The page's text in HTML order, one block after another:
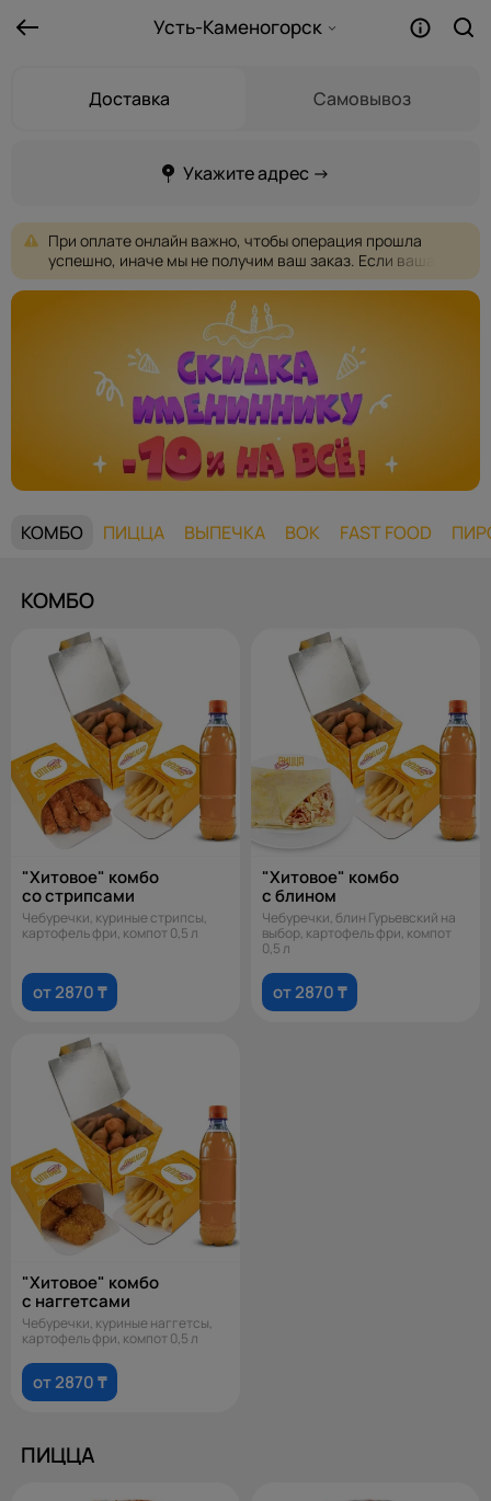
Усть-Каменогорск
Доставка Самовывоз
Укажите адрес →
При оплатеонлайн важно, чтобыоперация прошла
успешно, иначе мы не получим ваш заказ. Если ваша
оплатанепроходит,пожалуйста,выберитедругую
КОМБО ПИЦЦА ВЫПЕЧКА ВОК FAST FOOD
КОМБО
"Хитовое" комбо
со стрипсами
Чебуречки, куриные стрипсы,
картофель фри, компот 0,5 л
от 2870 ₸
"Хитовое" комбо
с блином
Чебуречки, блин Гурьевский на
выбор, картофель фри, компот
0,5 л
от 2870 ₸
"Хитовое" комбо
с наггетсами
Чебуречки, куриные наггетсы,
картофель фри, компот 0,5 л
от 2870 ₸
ПИЦЦА